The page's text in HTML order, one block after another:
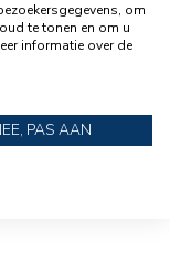
€2.999,95
om
te tonen en om u
informatie over de
PAS AAN